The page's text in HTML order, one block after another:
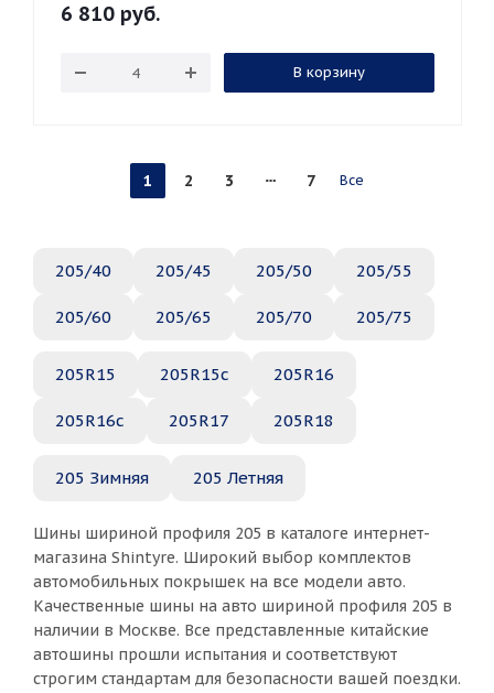
6 810 руб.
В корзину
1 2 3 7 Все
205/40 205/45 205/50 205/55
205/60 205/65 205/70 205/75
205R15 205R15c 205R16
205R16c 205R17 205R18
205 Зимняя 205 Летняя
Шины шириной профиля 205 в каталоге интернет-
магазина Shintyre. Широкий выбор комплектов
автомобильных покрышек на все модели авто.
Качественные шины на авто шириной профиля 205 в
наличии в Москве. Все представленные китайские
автошины прошли испытания и соответствуют
строгим стандартам для безопасности вашей поездки.